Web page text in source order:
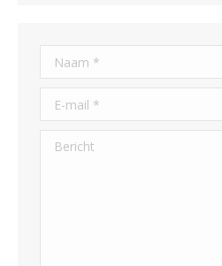
Naam *
E-mail *
Bericht